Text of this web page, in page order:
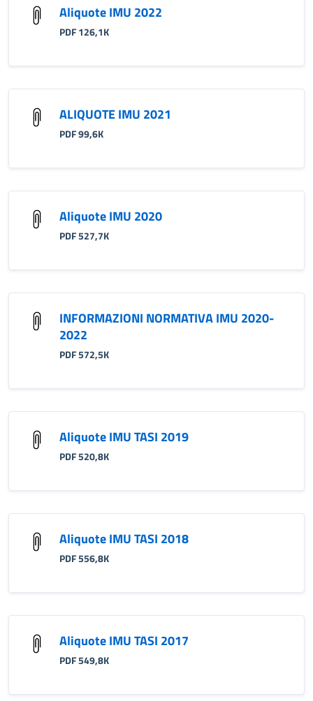
Aliquote IMU 2022
PDF 126,1K
ALIQUOTE IMU 2021
PDF 99,6K
Aliquote IMU 2020
PDF 527,7K
INFORMAZIONI NORMATIVA IMU 2020-
2022
PDF 572,5K
Aliquote IMU TASI 2019
PDF 520,8K
Aliquote IMU TASI 2018
PDF 556,8K
Aliquote IMU TASI 2017
PDF 549,8K